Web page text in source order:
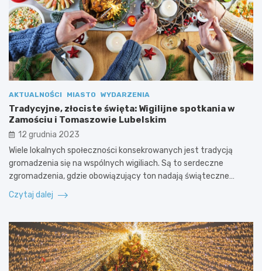
AKTUALNOŚCI MIASTO WYDARZENIA
Tradycyjne, złociste święta: Wigilijne spotkania w
Zamościu i Tomaszowie Lubelskim
12 grudnia 2023
Wiele lokalnych społeczności konsekrowanych jest tradycją
gromadzenia się na wspólnych wigiliach. Są to serdeczne
zgromadzenia, gdzie obowiązujący ton nadają świąteczne…
Czytaj dalej